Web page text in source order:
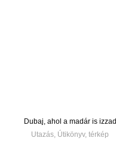
Dubaj, ahol a madár is izzad
Utazás, Útikönyv, térkép